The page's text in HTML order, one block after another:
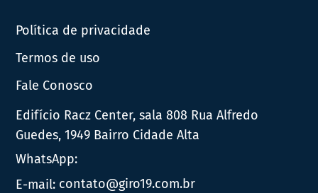
Política de privacidade
Termos de uso
Fale Conosco
Edifício Racz Center, sala 808 Rua Alfredo
Guedes, 1949 Bairro Cidade Alta
WhatsApp:
E-mail: contato@giro19.com.br